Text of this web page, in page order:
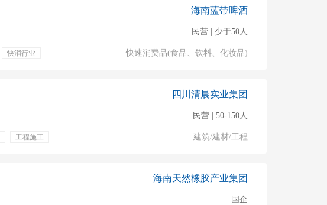
快消行业
海南蓝带啤酒
民营 | 少于50人
快速消费品(食品、饮料、化妆品)
工程施工
四川清晨实业集团
民营 | 50-150人
建筑/建材/工程
海南天然橡胶产业集团
国企